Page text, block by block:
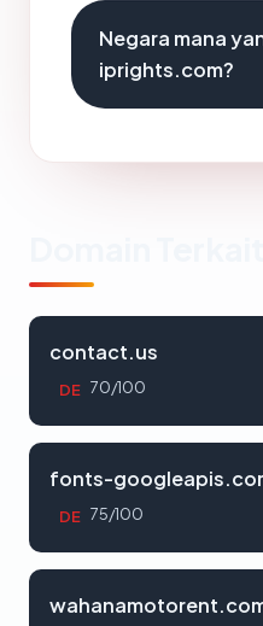
Negara mana
iprights.com?
contact.us
DE 70/100
fonts-
DE 75/100